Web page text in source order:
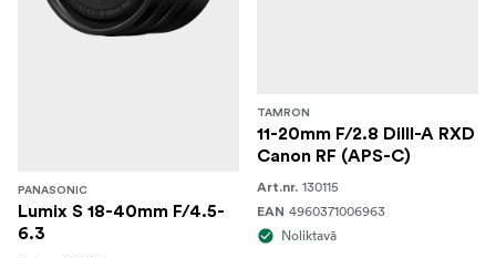
PANASONIC
Lumix S 18-40mm F/4.5-
6.3
TAMRON
11-20mm F/2.8 DiIII-A RXD
Canon RF (APS-C)
Art.nr. 130115
EAN 4960371006963
Noliktavā